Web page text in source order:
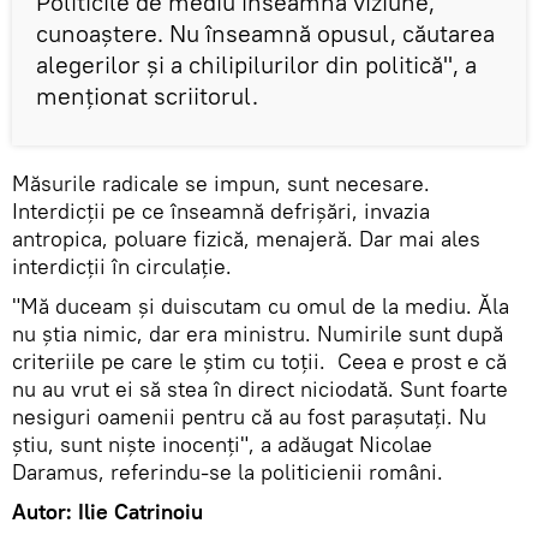
cunoaştere. Nu înseamnă opusul, căutarea
alegerilor şi a chilipilurilor din politică", a
menţionat scriitorul.
Măsurile radicale se impun, sunt necesare.
Interdicţii pe ce înseamnă defrişări, invazia
antropica, poluare fizică, menajeră. Dar mai ales
interdicţii în circulaţie.
"Mă duceam şi duiscutam cu omul de la mediu. Ăla
nu ştia nimic, dar era ministru. Numirile sunt după
criteriile pe care le ştim cu toţii. Ceea e prost e că
nu au vrut ei să stea în direct niciodată. Sunt foarte
nesiguri oamenii pentru că au fost paraşutaţi. Nu
ştiu, sunt nişte inocenţi", a adăugat Nicolae
Daramus, referindu-se la politicienii români.
Autor: Ilie Catrinoiu